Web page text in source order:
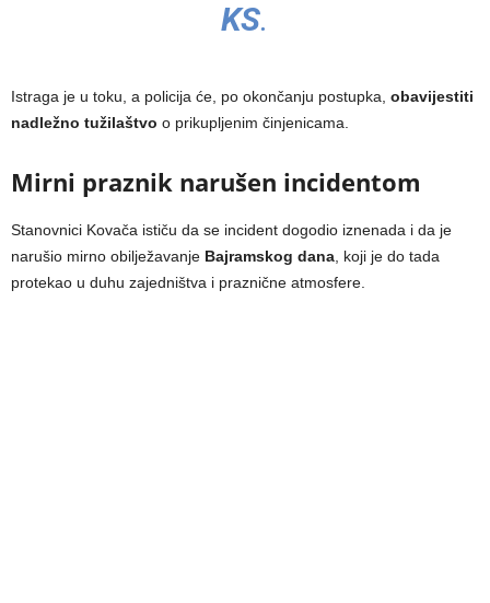
KS.
Istraga je u toku, a policija će, po okončanju postupka, obavijestiti
nadležno tužilaštvo o prikupljenim činjenicama.
Mirni praznik narušen incidentom
Stanovnici Kovača ističu da se incident dogodio iznenada i da je
narušio mirno obilježavanje Bajramskog dana , koji je do tada
protekao u duhu zajedništva i praznične atmosfere.